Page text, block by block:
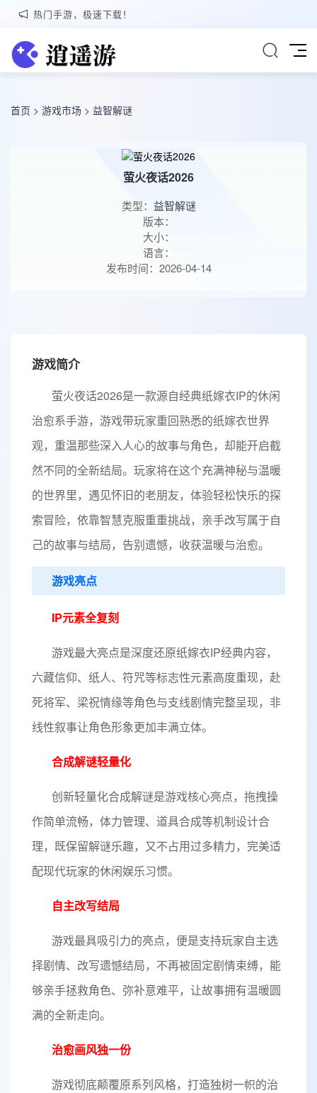
热门手游，极速下载！
首页 > 游戏市场 > 益智解谜
萤火夜话2026
类型： 益智解谜
版本：
大小：
语言：
发布时间：2026-04-14
游戏简介
萤火夜话2026是一款源自经典纸嫁衣IP的休闲
治愈系手游，游戏带玩家重回熟悉的纸嫁衣世界
观，重温那些深入人心的故事与角色，却能开启截
然不同的全新结局。玩家将在这个充满神秘与温暖
的世界里，遇见怀旧的老朋友，体验轻松快乐的探
索冒险，依靠智慧克服重重挑战，亲手改写属于自
己的故事与结局，告别遗憾，收获温暖与治愈。
游戏亮点
IP元素全复刻
游戏最大亮点是深度还原纸嫁衣IP经典内容，
六藏信仰、纸人、符咒等标志性元素高度重现，赴
死将军、梁祝情缘等角色与支线剧情完整呈现，非
线性叙事让角色形象更加丰满立体。
合成解谜轻量化
创新轻量化合成解谜是游戏核心亮点，拖拽操
作简单流畅，体力管理、道具合成等机制设计合
理，既保留解谜乐趣，又不占用过多精力，完美适
配现代玩家的休闲娱乐习惯。
自主改写结局
游戏最具吸引力的亮点，便是支持玩家自主选
择剧情、改写遗憾结局，不再被固定剧情束缚，能
够亲手拯救角色、弥补意难平，让故事拥有温暖圆
满的全新走向。
治愈画风独一份
游戏彻底颠覆原系列风格，打造独树一帜的治